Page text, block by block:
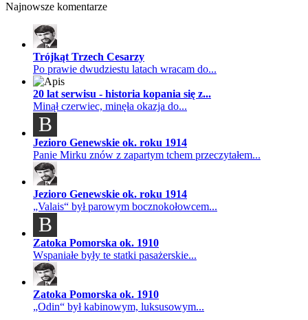
Najnowsze komentarze
Trójkąt Trzech Cesarzy
Po prawie dwudziestu latach wracam do...
20 lat serwisu - historia kopania się z...
Minął czerwiec, minęła okazja do...
B
Jezioro Genewskie ok. roku 1914
Panie Mirku znów z zapartym tchem przeczytałem...
Jezioro Genewskie ok. roku 1914
„Valais“ był parowym bocznokołowcem...
B
Zatoka Pomorska ok. 1910
Wspaniałe były te statki pasażerskie...
Zatoka Pomorska ok. 1910
„Odin“ był kabinowym, luksusowym...